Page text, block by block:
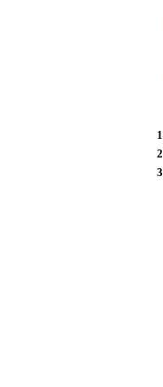
1
2
3